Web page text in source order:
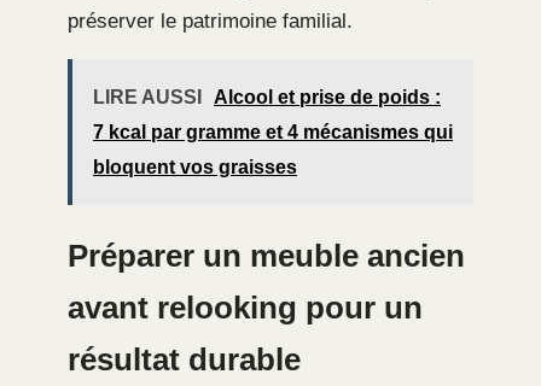
préserver le patrimoine familial.
LIRE AUSSI
Alcool et prise de poids :
7 kcal par gramme et 4 mécanismes qui
bloquent vos graisses
Préparer un meuble ancien
avant relooking pour un
résultat durable